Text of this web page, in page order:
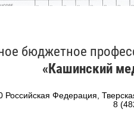
бюджетное
«Кашинский
Российская Федерация,
8